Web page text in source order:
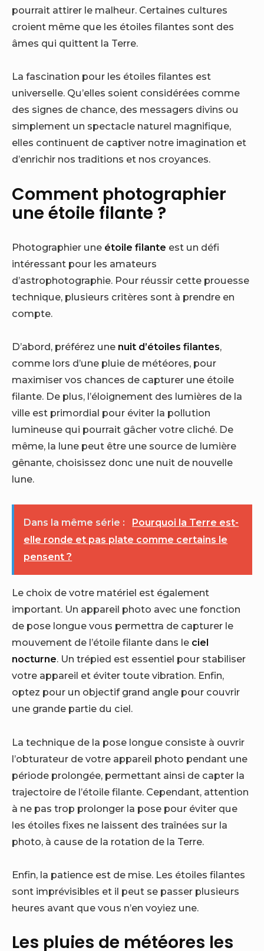
pourrait attirer le malheur. Certaines cultures
croient même que les étoiles filantes sont des
âmes qui quittent la Terre.
La fascination pour les étoiles filantes est
universelle. Qu’elles soient considérées comme
des signes de chance, des messagers divins ou
simplement un spectacle naturel magnifique,
elles continuent de captiver notre imagination et
d’enrichir nos traditions et nos croyances.
Comment photographier
une étoile filante ?
Photographier une étoile filante est un défi
intéressant pour les amateurs
d’astrophotographie. Pour réussir cette prouesse
technique, plusieurs critères sont à prendre en
compte.
D’abord, préférez une nuit d’étoiles filantes,
comme lors d’une pluie de météores, pour
maximiser vos chances de capturer une étoile
filante. De plus, l’éloignement des lumières de la
ville est primordial pour éviter la pollution
lumineuse qui pourrait gâcher votre cliché. De
même, la lune peut être une source de lumière
gênante, choisissez donc une nuit de nouvelle
lune.
Dans la même série :
Pourquoi la Terre est-
elle ronde et pas plate comme certains le
pensent ?
Le choix de votre matériel est également
important. Un appareil photo avec une fonction
de pose longue vous permettra de capturer le
mouvement de l’étoile filante dans le ciel
nocturne. Un trépied est essentiel pour stabiliser
votre appareil et éviter toute vibration. Enfin,
optez pour un objectif grand angle pour couvrir
une grande partie du ciel.
La technique de la pose longue consiste à ouvrir
l’obturateur de votre appareil photo pendant une
période prolongée, permettant ainsi de capter la
trajectoire de l’étoile filante. Cependant, attention
à ne pas trop prolonger la pose pour éviter que
les étoiles fixes ne laissent des traînées sur la
photo, à cause de la rotation de la Terre.
Enfin, la patience est de mise. Les étoiles filantes
sont imprévisibles et il peut se passer plusieurs
heures avant que vous n’en voyiez une.
Les pluies de météores les